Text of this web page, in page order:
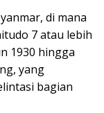
di mana
7 atau lebih
1930 hingga
yang
bagian